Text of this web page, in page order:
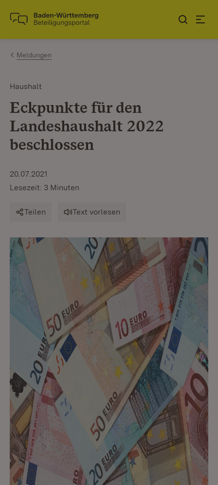
Zum Inhalt springen
Link zur Startseite
Meldungen
Haushalt
Eckpunkte für den
Landeshaushalt 2022
beschlossen
20.07.2021
Lesezeit: 3 Minuten
Teilen Text vorlesen